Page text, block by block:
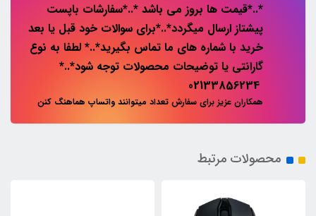
*..*قیمت ها بروز می باشد *..*سفارشات باپست
پیشتاز ارسال میگردد*..*برای سوالات خود قبل یا بعد
خرید با شماره های ما تماس بگیرید*..* لطفا به نوع
گارانتی یا توضیحات محصولات توجه شود*..*
همکاران عزیز برای سفارش تعداد میتوانند واتساپ هماهنگ کنن
محصولات مرتبط